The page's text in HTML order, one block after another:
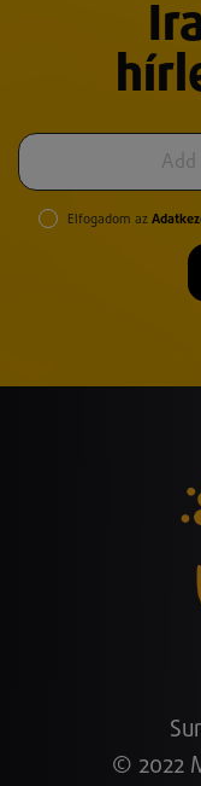
Elfogadom az
© 2022